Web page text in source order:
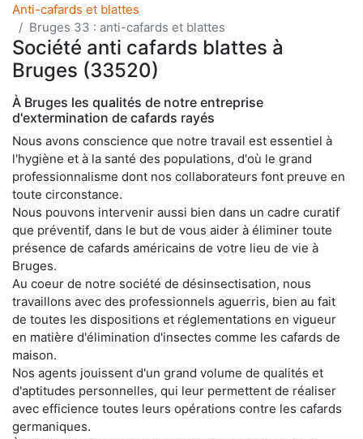
Anti-cafards et blattes
Bruges 33 : anti-cafards et blattes
Société anti cafards blattes à
Bruges (33520)
À Bruges les qualités de notre entreprise
d'extermination de cafards rayés
Nous avons conscience que notre travail est essentiel à
l'hygiène et à la santé des populations, d'où le grand
professionnalisme dont nos collaborateurs font preuve en
toute circonstance.
Nous pouvons intervenir aussi bien dans un cadre curatif
que préventif, dans le but de vous aider à éliminer toute
présence de cafards américains de votre lieu de vie à
Bruges.
Au coeur de notre société de désinsectisation, nous
travaillons avec des professionnels aguerris, bien au fait
de toutes les dispositions et réglementations en vigueur
en matière d'élimination d'insectes comme les cafards de
maison.
Nos agents jouissent d'un grand volume de qualités et
d'aptitudes personnelles, qui leur permettent de réaliser
avec efficience toutes leurs opérations contre les cafards
germaniques.